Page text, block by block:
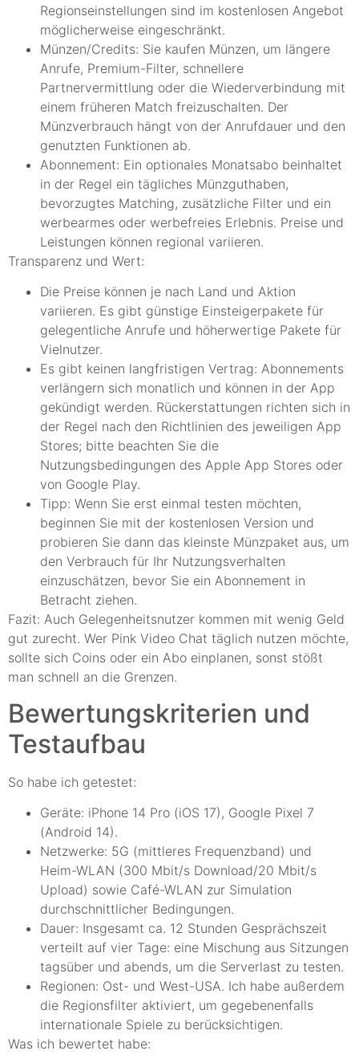
Regionseinstellungen sind im kostenlosen Angebot
möglicherweise eingeschränkt.
Münzen/Credits: Sie kaufen Münzen, um längere
Anrufe, Premium-Filter, schnellere
Partnervermittlung oder die Wiederverbindung mit
einem früheren Match freizuschalten. Der
Münzverbrauch hängt von der Anrufdauer und den
genutzten Funktionen ab.
Abonnement: Ein optionales Monatsabo beinhaltet
in der Regel ein tägliches Münzguthaben,
bevorzugtes Matching, zusätzliche Filter und ein
werbearmes oder werbefreies Erlebnis. Preise und
Leistungen können regional variieren.
Transparenz und Wert:
Die Preise können je nach Land und Aktion
variieren. Es gibt günstige Einsteigerpakete für
gelegentliche Anrufe und höherwertige Pakete für
Vielnutzer.
Es gibt keinen langfristigen Vertrag: Abonnements
verlängern sich monatlich und können in der App
gekündigt werden. Rückerstattungen richten sich in
der Regel nach den Richtlinien des jeweiligen App
Stores; bitte beachten Sie die
Nutzungsbedingungen des Apple App Stores oder
von Google Play.
Tipp: Wenn Sie erst einmal testen möchten,
beginnen Sie mit der kostenlosen Version und
probieren Sie dann das kleinste Münzpaket aus, um
den Verbrauch für Ihr Nutzungsverhalten
einzuschätzen, bevor Sie ein Abonnement in
Betracht ziehen.
Fazit: Auch Gelegenheitsnutzer kommen mit wenig Geld
gut zurecht. Wer Pink Video Chat täglich nutzen möchte,
sollte sich Coins oder ein Abo einplanen, sonst stößt
man schnell an die Grenzen.
Bewertungskriterien und
Testaufbau
So habe ich getestet:
Geräte: iPhone 14 Pro (iOS 17), Google Pixel 7
(Android 14).
Netzwerke: 5G (mittleres Frequenzband) und
Heim-WLAN (300 Mbit/s Download/20 Mbit/s
Upload) sowie Café-WLAN zur Simulation
durchschnittlicher Bedingungen.
Dauer: Insgesamt ca. 12 Stunden Gesprächszeit
verteilt auf vier Tage: eine Mischung aus Sitzungen
tagsüber und abends, um die Serverlast zu testen.
Regionen: Ost- und West-USA. Ich habe außerdem
die Regionsfilter aktiviert, um gegebenenfalls
internationale Spiele zu berücksichtigen.
Was ich bewertet habe: